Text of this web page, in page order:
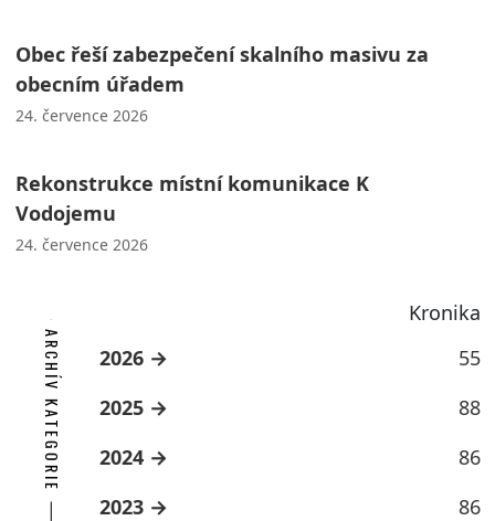
Obec řeší zabezpečení skalního masivu za
obecním úřadem
24. července 2026
Rekonstrukce místní komunikace K
Vodojemu
24. července 2026
Kronika
ARCHÍV KATEGORIE 2026
55
2025
88
2024
86
2023
86